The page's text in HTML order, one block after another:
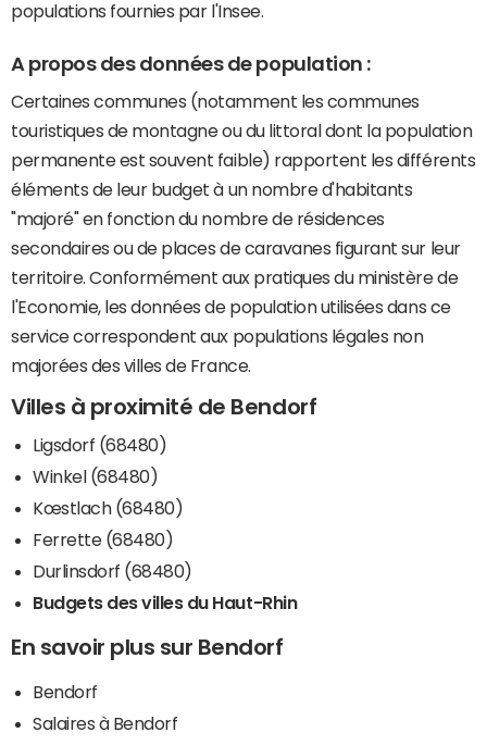
populations fournies par l'Insee.
A propos des données de population :
Certaines communes (notamment les communes
touristiques de montagne ou du littoral dont la population
permanente est souvent faible) rapportent les différents
éléments de leur budget à un nombre d'habitants
"majoré" en fonction du nombre de résidences
secondaires ou de places de caravanes figurant sur leur
territoire. Conformément aux pratiques du ministère de
l'Economie, les données de population utilisées dans ce
service correspondent aux populations légales non
majorées des villes de France.
Villes à proximité de Bendorf
Ligsdorf (68480)
Winkel (68480)
Kœstlach (68480)
Ferrette (68480)
Durlinsdorf (68480)
Budgets des villes du Haut-Rhin
En savoir plus sur Bendorf
Bendorf
Salaires à Bendorf